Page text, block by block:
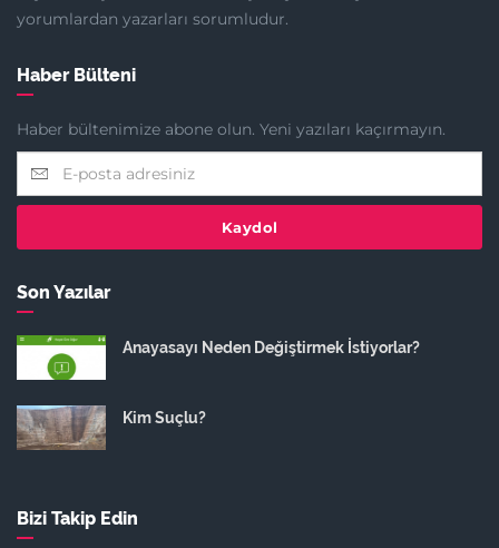
yorumlardan yazarları sorumludur.
Haber Bülteni
Haber bültenimize abone olun. Yeni yazıları kaçırmayın.
Kaydol
Son Yazılar
Anayasayı Neden Değiştirmek İstiyorlar?
Kim Suçlu?
Bizi Takip Edin